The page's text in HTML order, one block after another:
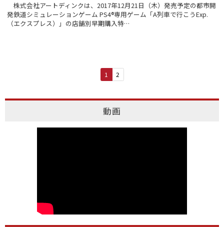
株式会社アートディンクは、2017年12月21日（木）発売予定の都市開
発鉄道シミュレーションゲーム PS4®専用ゲーム「A列車で行こうExp.
（エクスプレス）」の店舗別早期購入特…
1 2
動画